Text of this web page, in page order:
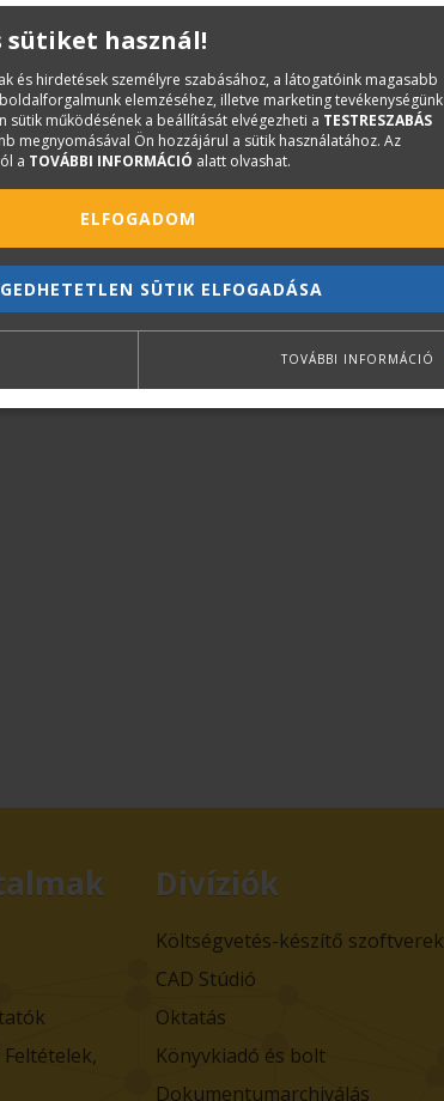
Divíziók
Költségvetés-készítő szoftverek
CAD Stúdió
Oktatás
Könyvkiadó és bolt
Dokumentumarchiválás
sütiket használ!
és hirdetések személyre szabásához, a látogatóink magasabb
elemzéséhez, illetve marketing tevékenységünk
sütik működésének a beállítását elvégezheti a TESTRESZABÁS
megnyomásával Ön hozzájárul a sütik használatához. Az
a TOVÁBBI INFORMÁCIÓ alatt olvashat.
ELFOGADOM
SÜTIK ELFOGADÁSA
TOVÁBBI INFORMÁCIÓ